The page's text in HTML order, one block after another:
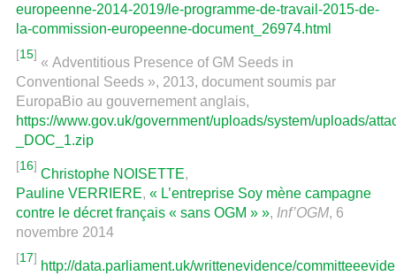
europeenne-2014-2019/le-programme-de-travail-2015-de-
la-commission-europeenne-document_26974.html
[15]
« Adventitious Presence of GM Seeds in
Conventional Seeds », 2013, document soumis par
EuropaBio au gouvernement anglais,
https://www.gov.uk/government/uploads/system/uploads/
_DOC_1.zip
[16]
Christophe NOISETTE,
Pauline VERRIERE, « L’entreprise Soy mène campagne
contre le décret français « sans OGM » », Inf’OGM, 6
novembre 2014
[17]
http://data.parliament.uk/writtenevidence/